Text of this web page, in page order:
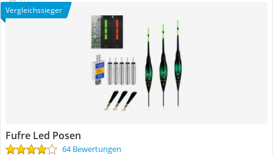
Vergleichssieger
Fufre Led Posen
64 Bewertungen